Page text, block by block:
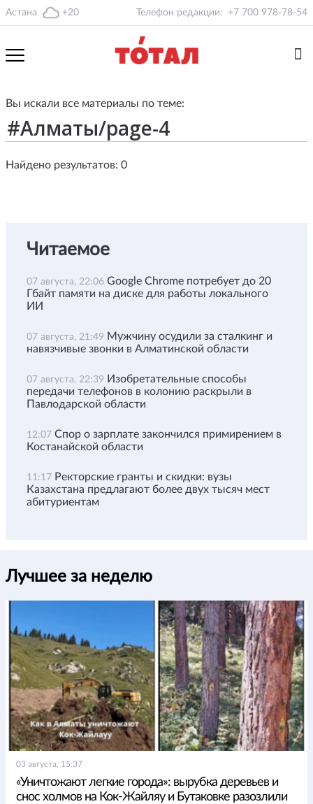
Астана +20 Телефон редакции: +7 700 978-78-54
Вы искали все материалы по теме:
Найдено результатов: 0
Читаемое
07 августа, 22:06 Google Chrome потребует до 20
Гбайт памяти на диске для работы локального
ИИ
07 августа, 21:49 Мужчину осудили за сталкинг и
навязчивые звонки в Алматинской области
07 августа, 22:39 Изобретательные способы
передачи телефонов в колонию раскрыли в
Павлодарской области
12:07 Спор о зарплате закончился примирением в
Костанайской области
11:17 Ректорские гранты и скидки: вузы
Казахстана предлагают более двух тысяч мест
абитуриентам
Лучшее за неделю
03 августа, 15:37
«Уничтожают легкие города»: вырубка деревьев и
снос холмов на Кок-Жайляу и Бутаковке разозлили